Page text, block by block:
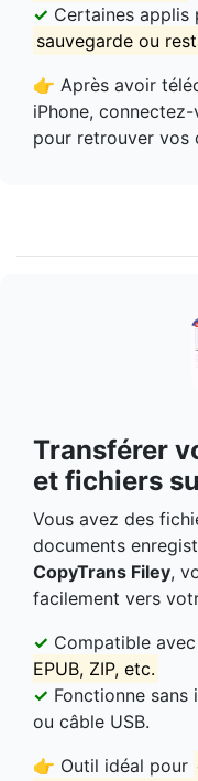
✓ Certaines applis
sauvegarde ou
👉 Après avoir
iPhone,
pour retrouver vos
Transférer
et fichiers
Vous avez des
documents
CopyTrans Filey,
facilement vers
✓ Compatible
EPUB, ZIP, etc.
✓ Fonctionne sans
ou câble USB.
👉 Outil idéal pour